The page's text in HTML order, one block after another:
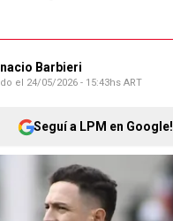
Barbieri
el 24/05/2026 - 15:43hs ART
Seguí a LPM en Google!